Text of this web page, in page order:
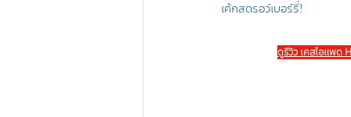
เค้กสตรอว์เบอร์รี่!
ดูรีวิว เคสไอแพด